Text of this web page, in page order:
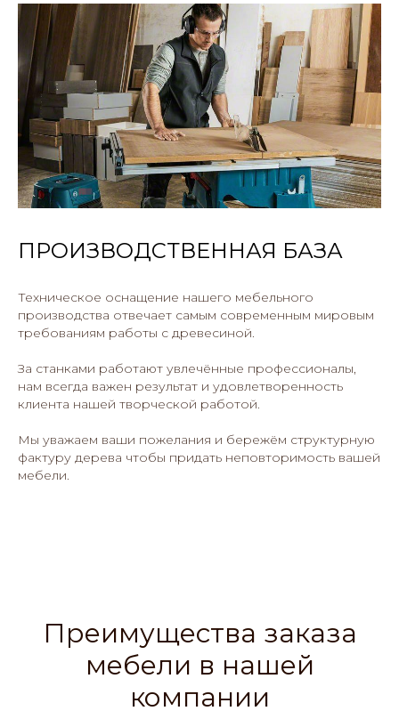
ПРОИЗВОДСТВЕННАЯ БАЗА
Техническое оснащение нашего мебельного
производства отвечает самым современным мировым
требованиям работы с древесиной.
За станками работают увлечённые профессионалы,
нам всегда важен результат и удовлетворенность
клиента нашей творческой работой.
Мы уважаем ваши пожелания и бережём структурную
фактуру дерева чтобы придать неповторимость вашей
мебели.
Преимущества заказа
мебели в нашей
компании